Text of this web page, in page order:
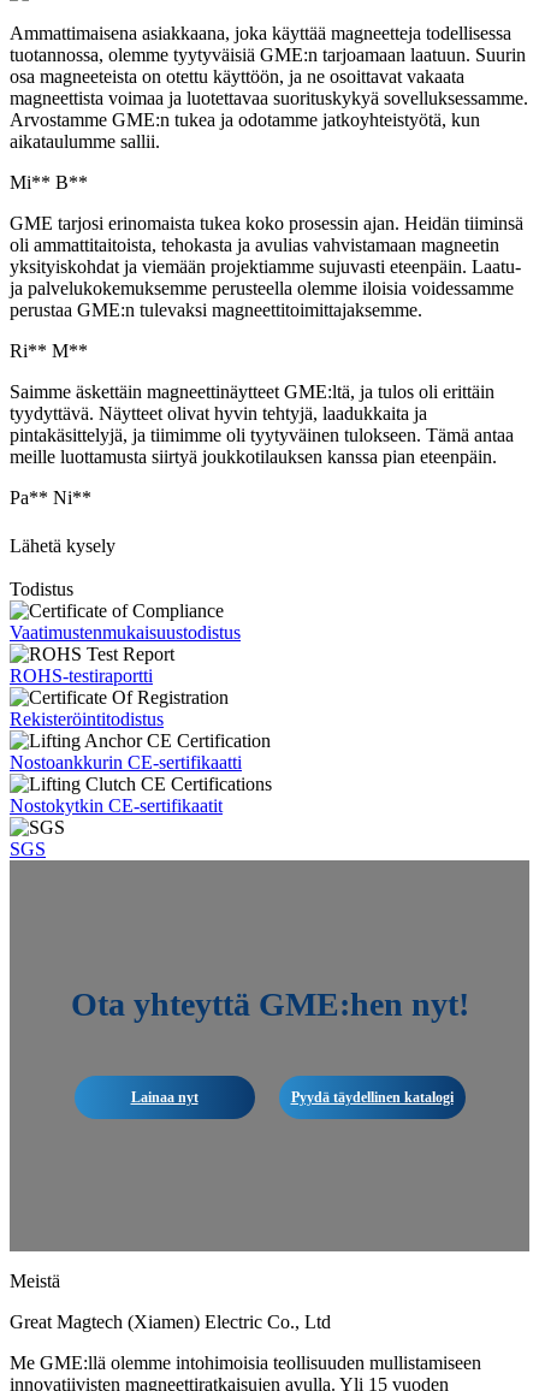
Ammattimaisena asiakkaana, joka käyttää magneetteja todellisessa
tuotannossa, olemme tyytyväisiä GME:n tarjoamaan laatuun. Suurin
osa magneeteista on otettu käyttöön, ja ne osoittavat vakaata
magneettista voimaa ja luotettavaa suorituskykyä sovelluksessamme.
Arvostamme GME:n tukea ja odotamme jatkoyhteistyötä, kun
aikataulumme sallii.
Mi** B**
GME tarjosi erinomaista tukea koko prosessin ajan. Heidän tiiminsä
oli ammattitaitoista, tehokasta ja avulias vahvistamaan magneetin
yksityiskohdat ja viemään projektiamme sujuvasti eteenpäin. Laatu-
ja palvelukokemuksemme perusteella olemme iloisia voidessamme
perustaa GME:n tulevaksi magneettitoimittajaksemme.
Ri** M**
Saimme äskettäin magneettinäytteet GME:ltä, ja tulos oli erittäin
tyydyttävä. Näytteet olivat hyvin tehtyjä, laadukkaita ja
pintakäsittelyjä, ja tiimimme oli tyytyväinen tulokseen. Tämä antaa
meille luottamusta siirtyä joukkotilauksen kanssa pian eteenpäin.
Pa** Ni**
Lähetä kysely
Todistus
Vaatimustenmukaisuustodistus
ROHS-testiraportti
Rekisteröintitodistus
Nostoankkurin CE-sertifikaatti
Nostokytkin CE-sertifikaatit
SGS
Ota yhteyttä GME:hen nyt!
Lainaa nyt Pyydä täydellinen katalogi
Meistä
Great Magtech (Xiamen) Electric Co., Ltd
Me GME:llä olemme intohimoisia teollisuuden mullistamiseen
innovatiivisten magneettiratkaisujen avulla. Yli 15 vuoden